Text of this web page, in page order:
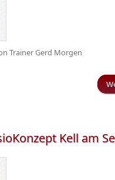
Trainer Gerd Morgen
Kell am